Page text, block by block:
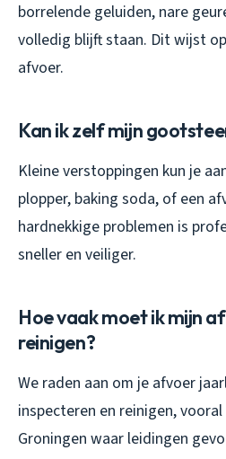
borrelende geluiden, nare
volledig blijft staan. Dit wijst
afvoer.
Kan ik zelf mijn
Kleine verstoppingen kun je
plopper, baking soda, of een
hardnekkige problemen is
sneller en veiliger.
Hoe vaak moet ik mijn
reinigen?
We raden aan om je afvoer
inspecteren en reinigen,
Groningen waar leidingen